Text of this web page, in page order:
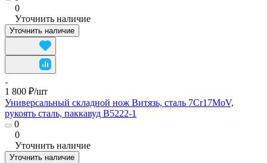
0
Уточнить наличие
Уточнить наличие
1 800 ₽/шт
Универсальный складной нож Витязь, сталь 7Cr17MoV,
рукоять сталь, паккавуд B5222-1
0
0
Уточнить наличие
Уточнить наличие